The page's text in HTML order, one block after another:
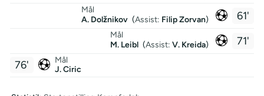
61'
Mål
A. Dolžnikov (Assist: Filip Zorvan)
71'
Mål
M. Leibl (Assist: V. Kreida)
Mål
J. Ciric
76'